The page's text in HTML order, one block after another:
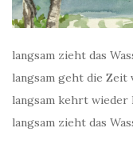
langsam zieht das
langsam geht die Zeit
langsam kehrt wieder
langsam zieht das